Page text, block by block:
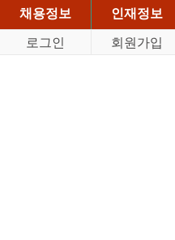
채용정보
인재정보
로그인
회원가입